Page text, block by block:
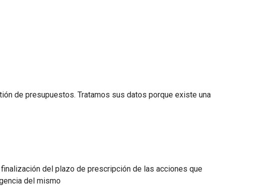
de presupuestos. Tratamos sus datos porque existe una
del plazo de prescripción de las acciones que
del mismo